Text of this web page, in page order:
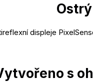
displeje
s